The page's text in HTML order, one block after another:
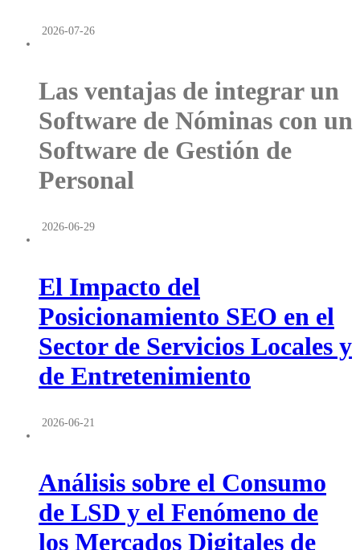
2026-07-26
Las ventajas de integrar un
Software de Nóminas con un
Software de Gestión de
Personal
2026-06-29
El Impacto del
Posicionamiento SEO en el
Sector de Servicios Locales y
de Entretenimiento
2026-06-21
Análisis sobre el Consumo
de LSD y el Fenómeno de
los Mercados Digitales de